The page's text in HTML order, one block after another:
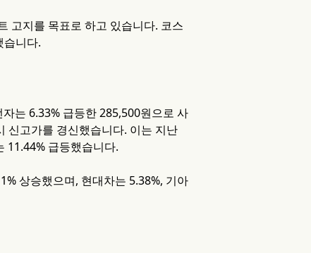
고지를 목표로 하고 있습니다. 코스
습니다.
는 6.33% 급등한 285,500원으로 사
신고가를 경신했습니다. 이는 지난
11.44% 급등했습니다.
상승했으며, 현대차는 5.38%, 기아